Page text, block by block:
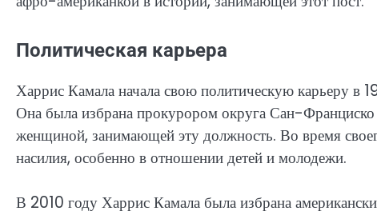
Политическая карьера
Харрис Камала начала свою политическую карьеру в
Она была избрана прокурором округа Сан-
женщиной, занимающей эту должность. Во время
насилия, особенно в отношении детей и молодежи.
В 2010 году Харрис Камала была избрана